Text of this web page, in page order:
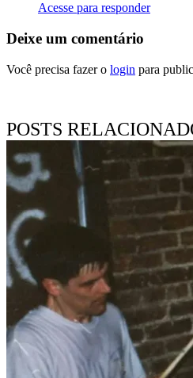
Acesse para responder
Deixe um comentário
Você precisa fazer o login para
POSTS